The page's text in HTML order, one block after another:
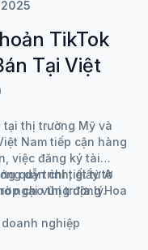
TikTok
Tại Việt
tại thị trường Mỹ và
Nam tiếp cận hàng
việc đăng ký tài
quy trình, giấy tờ
ngại vùng địa lý.
dẫn chi tiết từ A
cho thị trường Hoa
nghiệp